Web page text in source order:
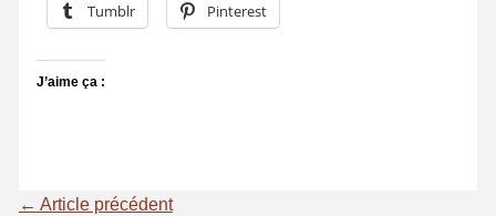
Tumblr Pinterest
J’aime ça :
← Article précédent